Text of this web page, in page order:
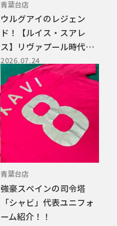
青葉台店
ウルグアイのレジェン
ド！【ルイス・スアレ
ス】リヴァプール時代の1
3-14シーズンのユニフォ
ームをご紹介！！
2026.07.24
青葉台店
強豪スペインの司令塔
「シャビ」代表ユニフォ
ーム紹介！！